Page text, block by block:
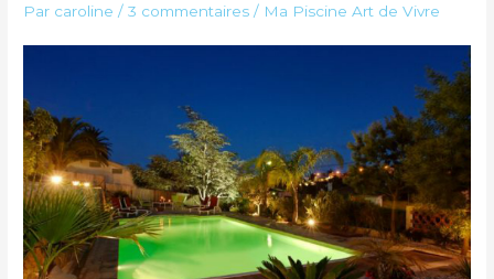
sol
d’aménagement
Par caroline /3 commentaires / Ma Piscine Art de Vivre